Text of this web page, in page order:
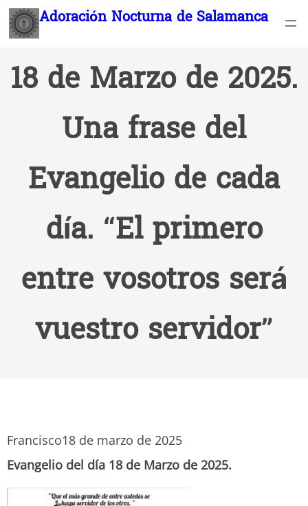
Saltar Adoración Nocturna de Salamanca
18 de Marzo de 2025.
Una frase del
Evangelio de cada
día. “El primero
entre vosotros será
vuestro servidor”
Francisco18 de marzo de 2025
Evangelio del día 18 de Marzo de 2025.